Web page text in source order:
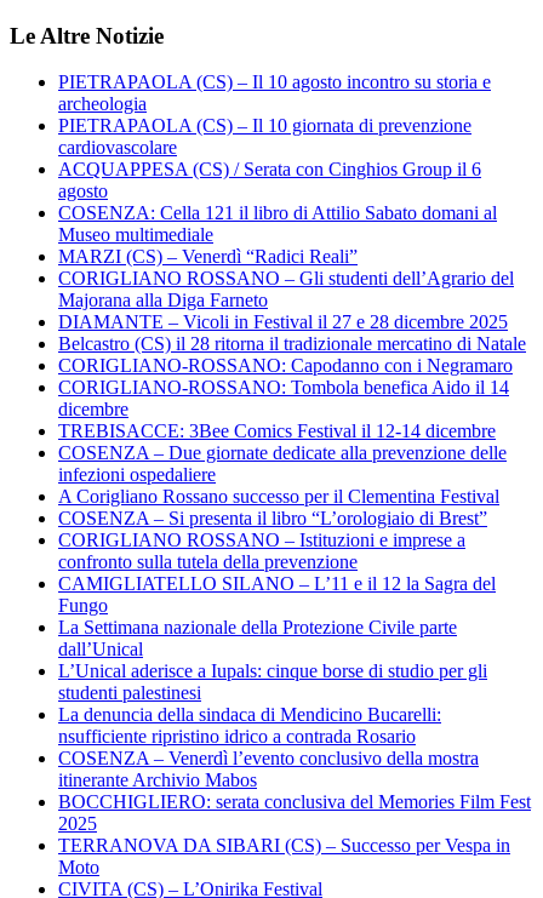
Le Altre Notizie
PIETRAPAOLA (CS) – Il 10 agosto incontro su storia e
archeologia
PIETRAPAOLA (CS) – Il 10 giornata di prevenzione
cardiovascolare
ACQUAPPESA (CS) / Serata con Cinghios Group il 6
agosto
COSENZA: Cella 121 il libro di Attilio Sabato domani al
Museo multimediale
MARZI (CS) – Venerdì “Radici Reali”
CORIGLIANO ROSSANO – Gli studenti dell’Agrario del
Majorana alla Diga Farneto
DIAMANTE – Vicoli in Festival il 27 e 28 dicembre 2025
Belcastro (CS) il 28 ritorna il tradizionale mercatino di Natale
CORIGLIANO-ROSSANO: Capodanno con i Negramaro
CORIGLIANO-ROSSANO: Tombola benefica Aido il 14
dicembre
TREBISACCE: 3Bee Comics Festival il 12-14 dicembre
COSENZA – Due giornate dedicate alla prevenzione delle
infezioni ospedaliere
A Corigliano Rossano successo per il Clementina Festival
COSENZA – Si presenta il libro “L’orologiaio di Brest”
CORIGLIANO ROSSANO – Istituzioni e imprese a
confronto sulla tutela della prevenzione
CAMIGLIATELLO SILANO – L’11 e il 12 la Sagra del
Fungo
La Settimana nazionale della Protezione Civile parte
dall’Unical
L’Unical aderisce a Iupals: cinque borse di studio per gli
studenti palestinesi
La denuncia della sindaca di Mendicino Bucarelli:
nsufficiente ripristino idrico a contrada Rosario
COSENZA – Venerdì l’evento conclusivo della mostra
itinerante Archivio Mabos
BOCCHIGLIERO: serata conclusiva del Memories Film Fest
2025
TERRANOVA DA SIBARI (CS) – Successo per Vespa in
Moto
CIVITA (CS) – L’Onirika Festival